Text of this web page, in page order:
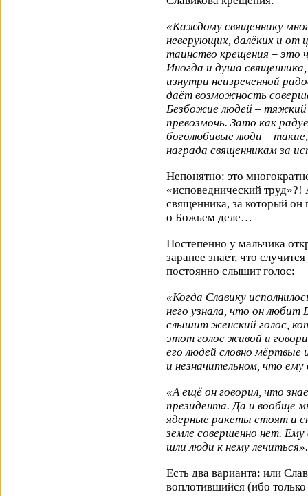
«Каждому священнику
неверующих, далёких и от
таинство крещения – это
Иногда и душа
изнутри неизреченной
даёт возможность
Безбожие людей – тяжкий
превозмочь. Зато как
боголюбивые люди –
награда священникам за
Непонятно: это
«исповеднический труд»?!
священника, за который он
о Божьем деле…
Постепенно у мальчика
заранее знает, что
постоянно слышит голос:
«Когда Славику
него узнала, что он любит
слышит женский голос,
этот голос живой и
его людей словно
и незначительном, что
«А ещё он говорил, что
президента. Да и вообще
ядерные ракеты стоят и
земле совершенно нет.
шли люди к нему лечиться».
Есть два варианта: или
воплотившийся (ибо